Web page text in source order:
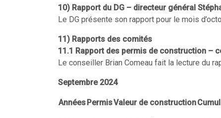
10) Rapport du DG – directeur général
Le DG présente son rapport pour le mois
11) Rapports des comités
11.1 Rapport des permis de construction –
Le conseiller Brian Comeau fait la lecture du
Septembre 2024
AnnéesPermisValeur de construction